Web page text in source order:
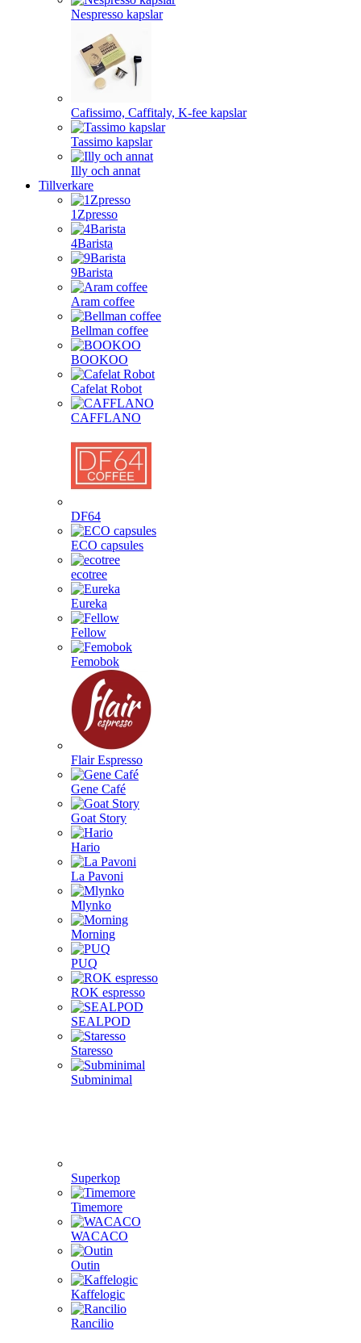
Nespresso kapslar
Cafissimo, Caffitaly, K-fee kapslar
Tassimo kapslar
Illy och annat
Tillverkare
1Zpresso
4Barista
9Barista
Aram coffee
Bellman coffee
BOOKOO
Cafelat Robot
CAFFLANO
DF64
ECO capsules
ecotree
Eureka
Fellow
Femobok
Flair Espresso
Gene Café
Goat Story
Hario
La Pavoni
Mlynko
Morning
PUQ
ROK espresso
SEALPOD
Staresso
Subminimal
Superkop
Timemore
WACACO
Outin
Kaffelogic
Rancilio